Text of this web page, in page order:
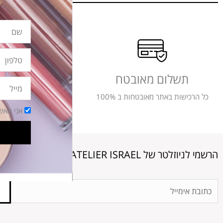
תשלום מאובטח
כל הרכישות באתר מאובטחות ב 100%
משלוחים
משלוחים תוך
הרשמי לניוזלטר של ATELIER ISRAEL
שם
טלפון
מייל
הסכמה
אני